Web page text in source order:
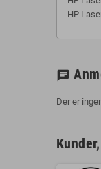
HP
chat
Der er